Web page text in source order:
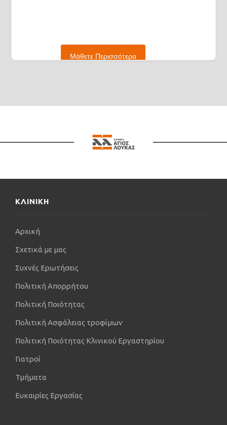
Μάθετε Περισσότερα
ΚΛΙΝΙΚΗ
Αρχική
Σχετικά με μας
Συχνές Ερωτήσεις
Πολιτική Απορρήτου
Πολιτική Ποιότητας
Πολιτική Ασφάλειας τροφίμων
Πολιτική Ποιότητας Κλινικού Εργαστηρίου
Γιατροί
Τμήματα
Ευκαιρίες Εργασίας